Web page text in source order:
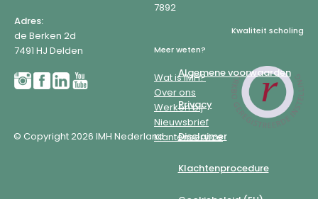
Adres:
de Berken 2d
7491 HJ Delden
7892
Meer weten?
Wat is IMH?
Over ons
Werken bij
Nieuwsbrief
Klantenservice
Kwaliteit scholing
© Copyright 2026 IMH Nederland
Algemene voorwaarden
Privacy
Disclaimer
Klachtenprocedure